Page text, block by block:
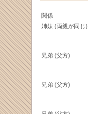
関係
姉妹 (両親が同じ)
兄弟 (父方)
兄弟 (父方)